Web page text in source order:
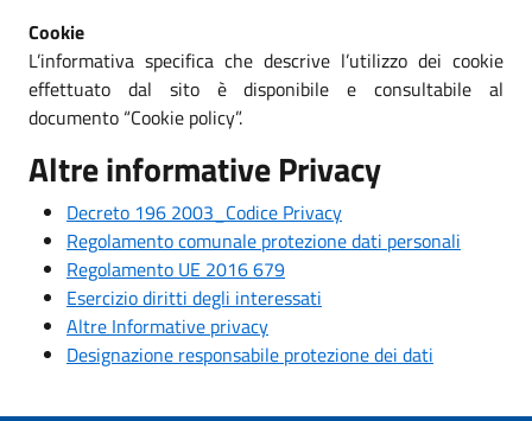
Cookie
L’informativa specifica che descrive l’utilizzo dei cookie
effettuato dal sito è disponibile e consultabile al
documento “Cookie policy”.
Altre informative Privacy
Decreto 196 2003_Codice Privacy
Regolamento comunale protezione dati personali
Regolamento UE 2016 679
Esercizio diritti degli interessati
Altre Informative privacy
Designazione responsabile protezione dei dati